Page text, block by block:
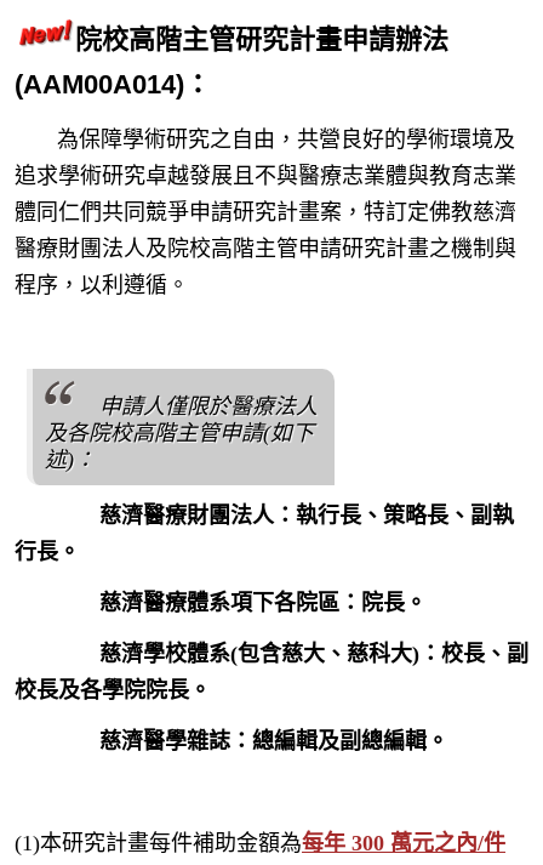
院校高階主管研究計畫申請辦法
(AAM00A014)：
為保障學術研究之自由，共營良好的學術環境及
追求學術研究卓越發展且不與醫療志業體與教育志業
體同仁們共同競爭申請研究計畫案，特訂定佛教慈濟
醫療財團法人及院校高階主管申請研究計畫之機制與
程序，以利遵循。
申請人僅限於醫療法人
及各院校高階主管申請(如下
述)：
慈濟醫療財團法人：執行長、策略長、副執
行長。
慈濟醫療體系項下各院區：院長。
慈濟學校體系(包含慈大、慈科大)：校長、副
校長及各學院院長。
慈濟醫學雜誌：總編輯及副總編輯。
(1)本研究計畫每件補助金額為每年 300 萬元之內/件